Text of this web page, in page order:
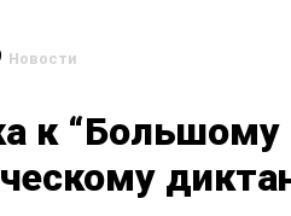
Новости
к “Большому